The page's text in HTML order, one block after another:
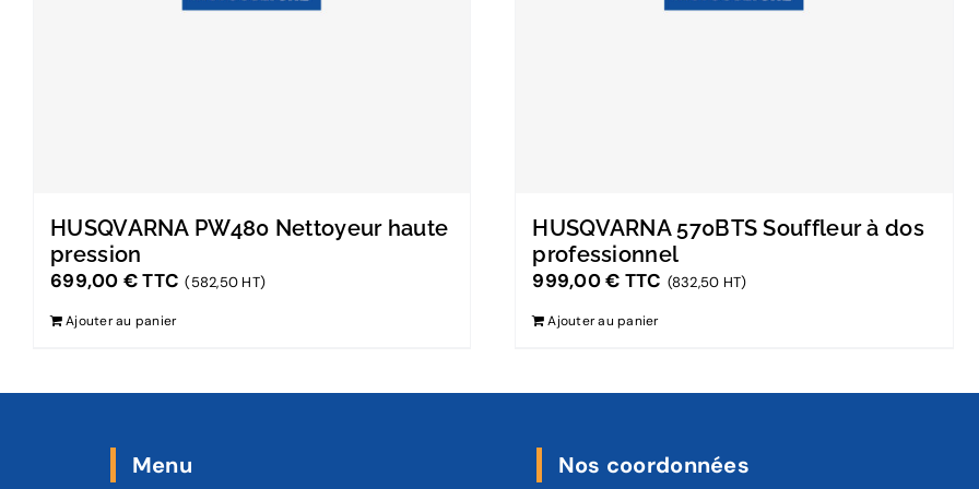
HUSQVARNA PW480 Nettoyeur haute
pression
699,00 €TTC (582,50 HT)
Ajouter au panier
HUSQVARNA 570BTS Souffleur à dos
professionnel
999,00€ TTC (832,50 HT)
Ajouter au panier
Menu Nos coordonnées